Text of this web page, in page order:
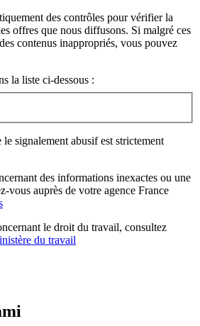
des contrôles pour vérifier la
offres que nous diffusons. Si malgré ces
contenus inappropriés, vous pouvez
la liste ci-dessous :
signalement abusif est strictement
des informations inexactes ou une
vous auprès de votre agence France
le droit du travail, consultez
du travail